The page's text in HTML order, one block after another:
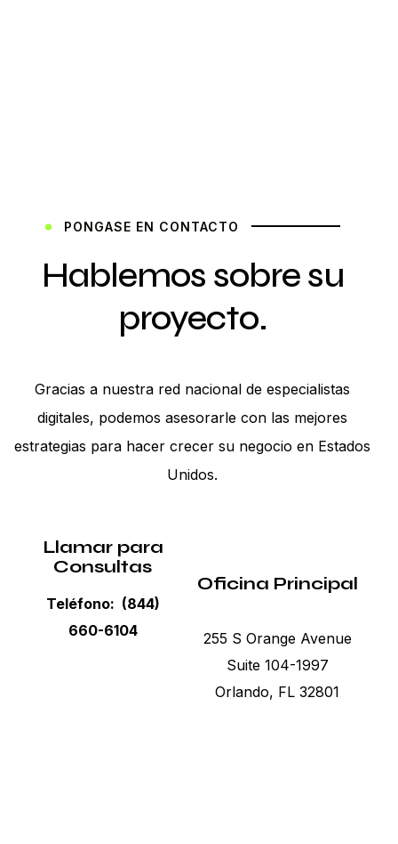
PONGASE EN CONTACTO
Hablemos sobre su
proyecto.
Gracias a nuestra red nacional de especialistas
digitales, podemos asesorarle con las mejores
estrategias para hacer crecer su negocio en Estados
Unidos.
Llamar para
Consultas
Teléfono: (844)
660-6104
Oficina Principal
255 S Orange Avenue
Suite 104-1997
Orlando, FL 32801